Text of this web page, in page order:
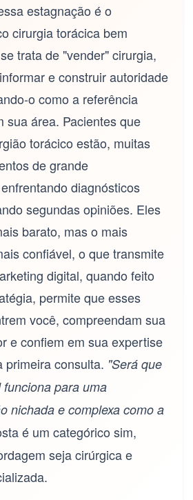
estagnação é o
cirurgia torácica bem
trata de "vender" cirurgia,
e construir autoridade
o como a referência
sua área. Pacientes que
torácico estão, muitas
de grande
diagnósticos
segundas opiniões. Eles
barato, mas o mais
confiável, o que transmite
digital, quando feito
permite que esses
você, compreendam sua
e confiem em sua expertise
primeira consulta. "Será que
para uma
nichada e complexa como a
é um categórico sim,
seja cirúrgica e